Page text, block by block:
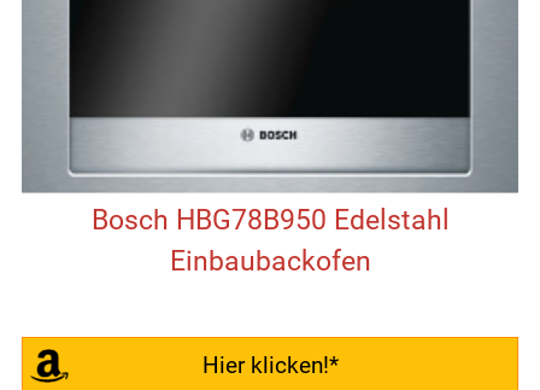
Bosch HBG78B950 Edelstahl
Einbaubackofen
Hier klicken!*